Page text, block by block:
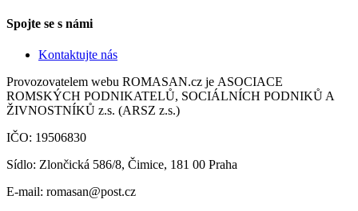
Spojte se s námi
Kontaktujte nás
Provozovatelem webu ROMASAN.cz je ASOCIACE
ROMSKÝCH PODNIKATELŮ, SOCIÁLNÍCH PODNIKŮ A
ŽIVNOSTNÍKŮ z.s. (ARSZ z.s.)
IČO: 19506830
Sídlo: Zlončická 586/8, Čimice, 181 00 Praha
E-mail: romasan@post.cz